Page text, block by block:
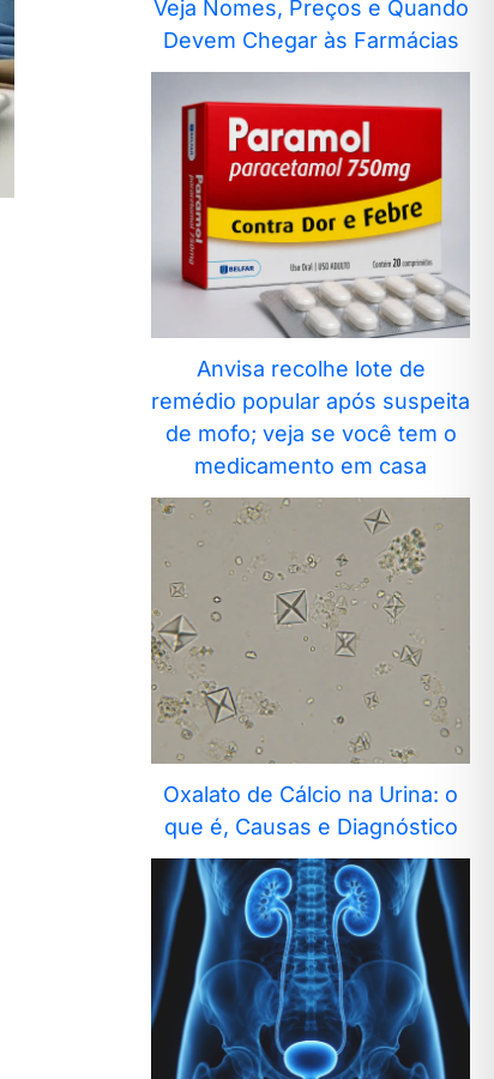
Veja Nomes, Preços e Quando
Devem Chegar às Farmácias
Anvisa recolhe lote de
remédio popular após suspeita
de mofo; veja se você tem o
medicamento em casa
Oxalato de Cálcio na Urina: o
que é, Causas e Diagnóstico